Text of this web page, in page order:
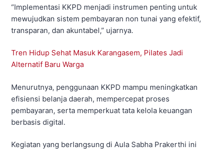
“Implementasi KKPD menjadi instrumen penting untuk
mewujudkan sistem pembayaran non tunai yang efektif,
transparan, dan akuntabel,” ujarnya.
Tren Hidup Sehat Masuk Karangasem, Pilates Jadi
Alternatif Baru Warga
Menurutnya, penggunaan KKPD mampu meningkatkan
efisiensi belanja daerah, mempercepat proses
pembayaran, serta memperkuat tata kelola keuangan
berbasis digital.
Kegiatan yang berlangsung di Aula Sabha Prakerthi ini